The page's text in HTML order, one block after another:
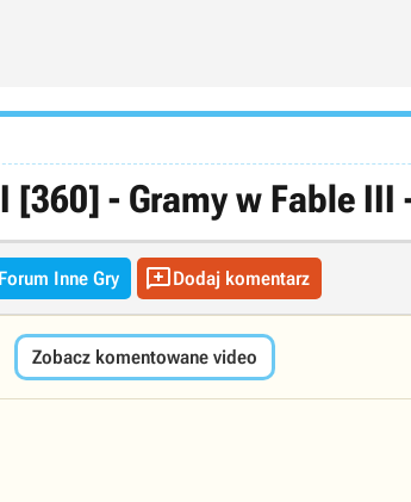
[360] - Gramy w Fable III
Forum Inne Gry Dodaj komentarz
Zobacz komentowane video